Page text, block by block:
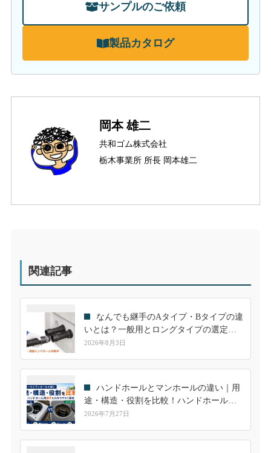
サンプルのご依頼
製品カタログ
岡本 雄二
共和ゴム株式会社
栃木事業所 所長 岡本雄二
関連記事
なんでも継手のAタイプ・Bタイプの違
いとは？一般用とロングタイプの選定方
法を分かりやすく解説
2026年8月3日
ハンドホールとマンホールの違い｜用
途・構造・役割を比較！ハンドホール用
継手も解説
2026年7月27日